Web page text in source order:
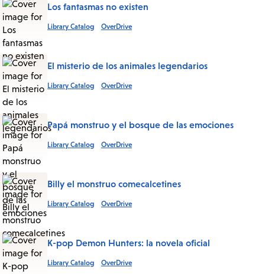
Los fantasmas no existen
Library Catalog OverDrive
El misterio de los animales legendarios
Library Catalog OverDrive
Papá monstruo y el bosque de las emociones
Library Catalog OverDrive
Billy el monstruo comecalcetines
Library Catalog OverDrive
K-pop Demon Hunters: la novela oficial
Library Catalog OverDrive